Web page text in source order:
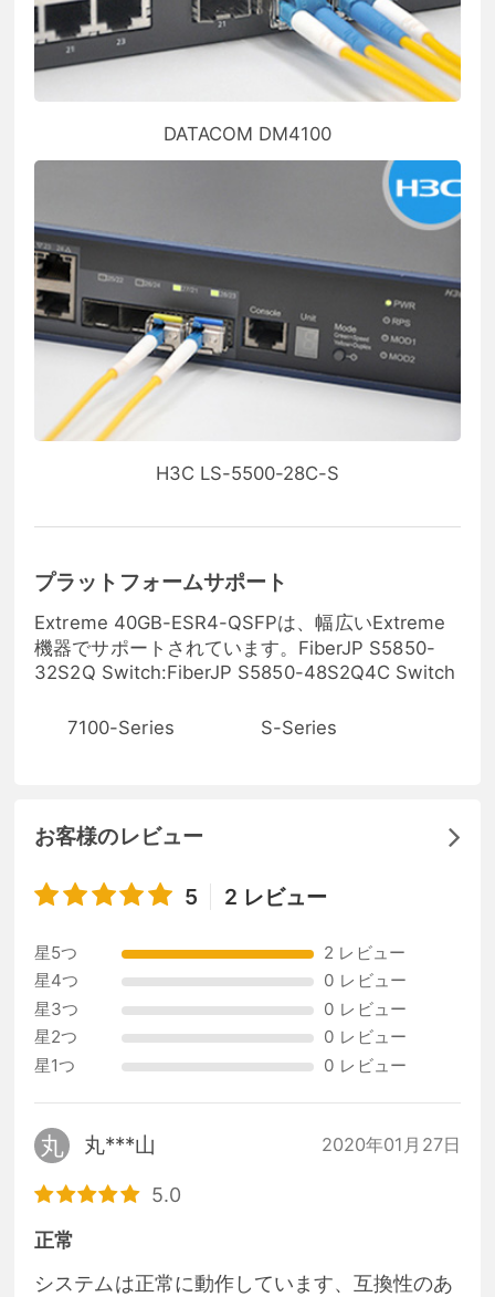
DATACOM DM4100
H3C LS-5500-28C-S
プラットフォームサポート
Extreme 40GB-ESR4-QSFPは、幅広いExtreme
機器でサポートされています。FiberJP S5850-
32S2Q Switch:FiberJP S5850-48S2Q4C Switch
7100-Series S-Series
お客様のレビュー
5 2 レビュー
星5つ
2 レビュー
星4つ
0 レビュー
星3つ
0 レビュー
星2つ
0 レビュー
星1つ
0 レビュー
丸 丸***山 2020年01月27日
5.0
正常
システムは正常に動作しています、互換性のあ